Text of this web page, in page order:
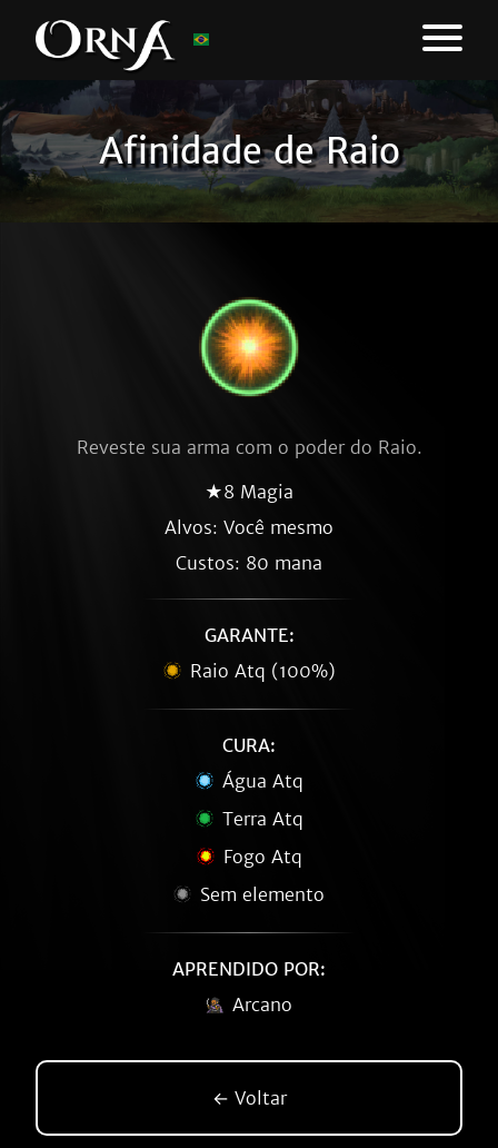
Afinidade de Raio
Reveste sua arma com o poder do Raio.
★8 Magia
Alvos: Você mesmo
Custos: 80 mana
GARANTE:
Raio Atq (100%)
CURA:
Água Atq
Terra Atq
Fogo Atq
Sem elemento
APRENDIDO POR:
Arcano
← Voltar